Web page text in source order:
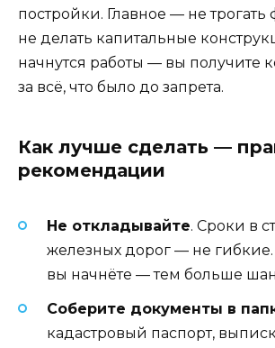
постройки. Главное — не
не делать капитальные
начнутся работы — вы получите
за всё, что было до запрета.
Как лучше сделать —
рекомендации
Не откладывайте. Сроки в
железных дорог — не
вы начнёте — тем больше
Соберите документы в
кадастровый паспорт,